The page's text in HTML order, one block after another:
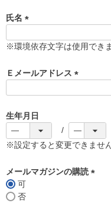
氏名
必
)
※環境依存文字は使用でき
Ｅメールアドレス
)
生年月日
※設定すると変更できませ
メールマガジンの購読
可
否